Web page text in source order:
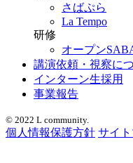
さばぷら
La Tempo
研修
オープン
講演依頼・視察に
インターン生採用
事業報告
© 2022 L community.
個人情報保護方針 サイ